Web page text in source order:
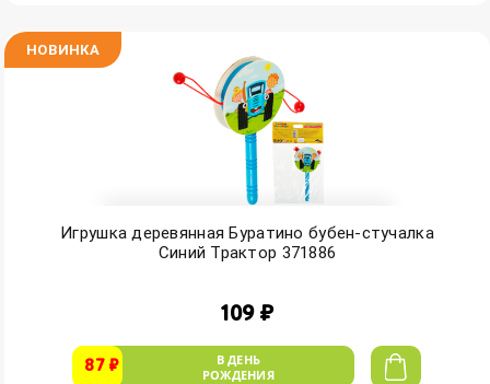
НОВИНКА
Игрушка деревянная Буратино бубен-стучалка
Синий Трактор 371886
109 ₽
87 ₽
В ДЕНЬ
РОЖДЕНИЯ